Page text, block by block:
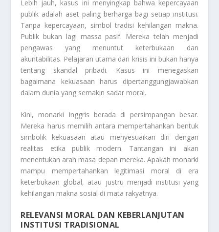
Lebih jauh, kasus ini menyingkap bahwa kepercayaan
publik adalah aset paling berharga bagi setiap institusi.
Tanpa kepercayaan, simbol tradisi kehilangan makna.
Publik bukan lagi massa pasif. Mereka telah menjadi
pengawas yang menuntut keterbukaan dan
akuntabilitas. Pelajaran utama dari krisis ini bukan hanya
tentang skandal pribadi. Kasus ini menegaskan
bagaimana kekuasaan harus dipertanggungjawabkan
dalam dunia yang semakin sadar moral.
Kini, monarki Inggris berada di persimpangan besar.
Mereka harus memilih antara mempertahankan bentuk
simbolik kekuasaan atau menyesuaikan diri dengan
realitas etika publik modern. Tantangan ini akan
menentukan arah masa depan mereka. Apakah monarki
mampu mempertahankan legitimasi moral di era
keterbukaan global, atau justru menjadi institusi yang
kehilangan makna sosial di mata rakyatnya.
RELEVANSI MORAL DAN KEBERLANJUTAN
INSTITUSI TRADISIONAL